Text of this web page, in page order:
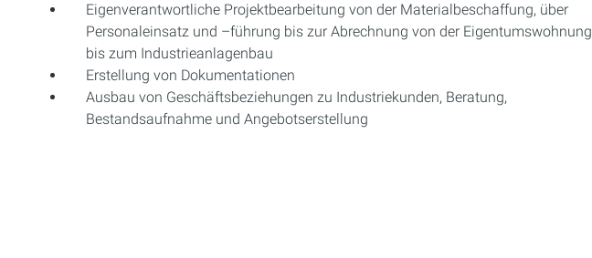
Eigenverantwortliche Projektbearbeitung von der Materialbeschaffung, über
Personaleinsatz und –führung bis zur Abrechnung von der Eigentumswohnung
bis zum Industrieanlagenbau
Erstellung von Dokumentationen
Ausbau von Geschäftsbeziehungen zu Industriekunden, Beratung,
Bestandsaufnahme und Angebotserstellung